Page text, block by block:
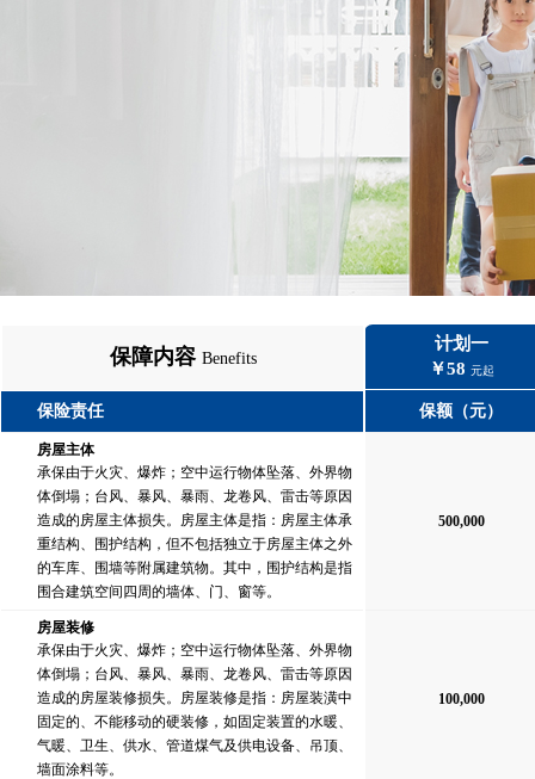
保障内容 Benefits
计划一
￥58 元起
保险责任 保额（元）
房屋主体
承保由于火灾、爆炸；空中运行物体坠落、外界物
体倒塌；台风、暴风、暴雨、龙卷风、雷击等原因
造成的房屋主体损失。房屋主体是指：房屋主体承
重结构、围护结构，但不包括独立于房屋主体之外
的车库、围墙等附属建筑物。其中，围护结构是指
围合建筑空间四周的墙体、门、窗等。
500,000
房屋装修
承保由于火灾、爆炸；空中运行物体坠落、外界物
体倒塌；台风、暴风、暴雨、龙卷风、雷击等原因
造成的房屋装修损失。房屋装修是指：房屋装潢中
固定的、不能移动的硬装修，如固定装置的水暖、
气暖、卫生、供水、管道煤气及供电设备、吊顶、
墙面涂料等。
100,000